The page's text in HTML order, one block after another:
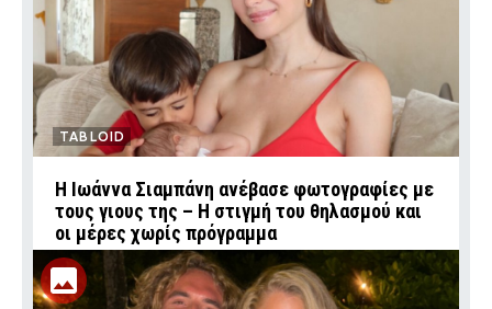
TABLOID
H Ιωάννα Σιαμπάνη ανέβασε φωτογραφίες με
τους γιους της – Η στιγμή του θηλασμού και
οι μέρες χωρίς πρόγραμμα